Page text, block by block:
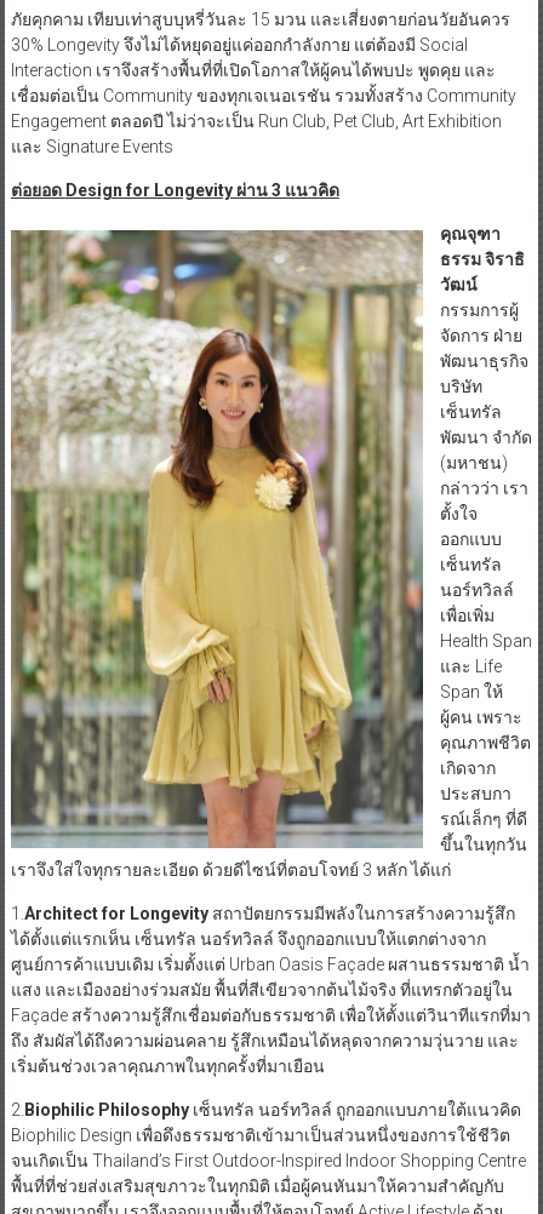
ภัยคุกคาม เทียบเท่าสูบบุหรี่วันละ 15 มวน และเสี่ยงตายก่อนวัยอันควร
30% Longevity จึงไม่ได้หยุดอยู่แค่ออกกำลังกาย แต่ต้องมี Social
Interaction เราจึงสร้างพื้นที่ที่เปิดโอกาสให้ผู้คนได้พบปะ พูดคุย และ
เชื่อมต่อเป็น Community ของทุกเจเนอเรชัน รวมทั้งสร้าง Community
Engagement ตลอดปี ไม่ว่าจะเป็น Run Club, Pet Club, Art Exhibition
และ Signature Events
ต่อยอด Design for Longevity ผ่าน 3 แนวคิด
คุณจุฑา
ธรรม จิราธิ
วัฒน์
กรรมการผู้
จัดการ ฝ่าย
พัฒนาธุรกิจ
บริษัท
เซ็นทรัล
พัฒนา จำกัด
(มหาชน)
กล่าวว่า เรา
ตั้งใจ
ออกแบบ
เซ็นทรัล
นอร์ทวิลล์
เพื่อเพิ่ม
Health Span
และ Life
Span ให้
ผู้คน เพราะ
คุณภาพชีวิต
เกิดจาก
ประสบกา
รณ์เล็กๆ ที่ดี
ขึ้นในทุกวัน
เราจึงใส่ใจทุกรายละเอียด ด้วยดีไซน์ที่ตอบโจทย์ 3 หลัก ได้แก่
1. Architect for Longevity สถาปัตยกรรมมีพลังในการสร้างความรู้สึก
ได้ตั้งแต่แรกเห็น เซ็นทรัล นอร์ทวิลล์ จึงถูกออกแบบให้แตกต่างจาก
ศูนย์การค้าแบบเดิม เริ่มตั้งแต่ Urban Oasis Façade ผสานธรรมชาติ น้ำ
แสง และเมืองอย่างร่วมสมัย พื้นที่สีเขียวจากต้นไม้จริง ที่แทรกตัวอยู่ใน
Façade สร้างความรู้สึกเชื่อมต่อกับธรรมชาติ เพื่อให้ตั้งแต่วินาทีแรกที่มา
ถึง สัมผัสได้ถึงความผ่อนคลาย รู้สึกเหมือนได้หลุดจากความวุ่นวาย และ
เริ่มต้นช่วงเวลาคุณภาพในทุกครั้งที่มาเยือน
2. Biophilic Philosophyเซ็นทรัล นอร์ทวิลล์ ถูกออกแบบภายใต้แนวคิด
Biophilic Design เพื่อดึงธรรมชาติเข้ามาเป็นส่วนหนึ่งของการใช้ชีวิต
จนเกิดเป็น Thailand’s First Outdoor-Inspired Indoor Shopping Centre
พื้นที่ที่ช่วยส่งเสริมสุขภาวะในทุกมิติ เมื่อผู้คนหันมาให้ความสำคัญกับ